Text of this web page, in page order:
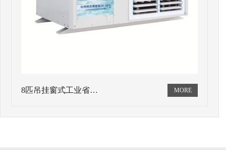
8匹吊挂窗式工业省…